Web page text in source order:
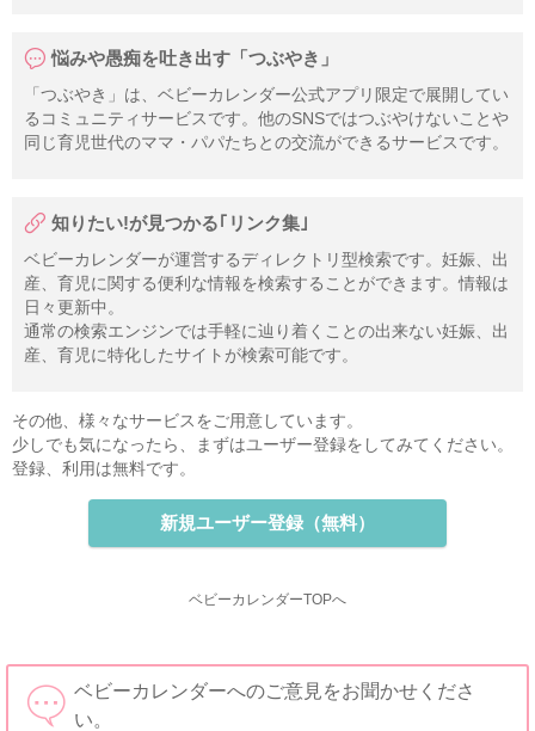
悩みや愚痴を吐き出す「つぶやき」
「つぶやき」は、ベビーカレンダー公式アプリ限定で展開してい
るコミュニティサービスです。他のSNSではつぶやけないことや
同じ育児世代のママ・パパたちとの交流ができるサービスです。
知りたい!が見つかる｢リンク集｣
ベビーカレンダーが運営するディレクトリ型検索です。妊娠、出
産、育児に関する便利な情報を検索することができます。情報は
日々更新中。
通常の検索エンジンでは手軽に辿り着くことの出来ない妊娠、出
産、育児に特化したサイトが検索可能です。
その他、様々なサービスをご用意しています。
少しでも気になったら、まずはユーザー登録をしてみてください。
登録、利用は無料です。
新規ユーザー登録（無料）
ベビーカレンダーTOPへ
ベビーカレンダーへのご意見をお聞かせくださ
い。